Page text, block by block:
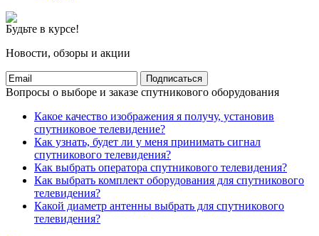
Будьте в курсе!
Новости, обзоры и акции
Подписаться
Вопросы о выборе и заказе спутникового оборудования
Какое качество изображения я получу, установив
спутниковое телевидение?
Как узнать, будет ли у меня принимать сигнал
спутникового телевидения?
Как выбрать оператора спутникового телевидения?
Как выбрать комплект оборудования для спутникового
телевидения?
Какой диаметр антенны выбрать для спутникового
телевидения?